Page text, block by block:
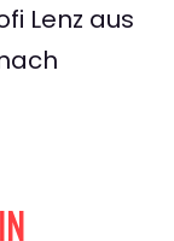
Lenz aus